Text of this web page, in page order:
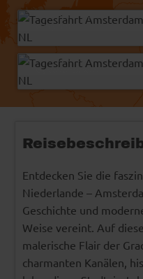
Sergey Borisov - Fotolia
© Easy-BUS
Jeroen C. van Zijp
© grachtenfestival.nl
Entdecken Sie die
Niederlande –
Geschichte und
Weise vereint. Auf
malerische Flair der
charmanten Kanälen,